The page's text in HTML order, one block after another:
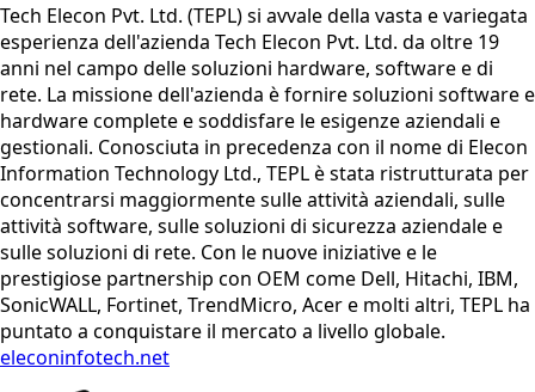
Tech Elecon Pvt. Ltd. (TEPL) si avvale della vasta e variegata
esperienza dell'azienda Tech Elecon Pvt. Ltd. da oltre 19
anni nel campo delle soluzioni hardware, software e di
rete. La missione dell'azienda è fornire soluzioni software e
hardware complete e soddisfare le esigenze aziendali e
gestionali. Conosciuta in precedenza con il nome di Elecon
Information Technology Ltd., TEPL è stata ristrutturata per
concentrarsi maggiormente sulle attività aziendali, sulle
attività software, sulle soluzioni di sicurezza aziendale e
sulle soluzioni di rete. Con le nuove iniziative e le
prestigiose partnership con OEM come Dell, Hitachi, IBM,
SonicWALL, Fortinet, TrendMicro, Acer e molti altri, TEPL ha
puntato a conquistare il mercato a livello globale.
eleconinfotech.net